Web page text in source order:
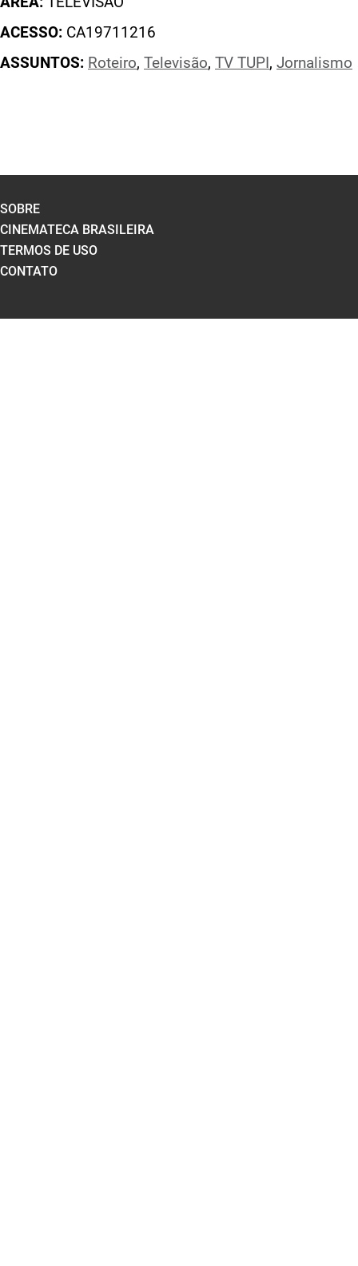
ACESSO: CA19711216
ASSUNTOS: Roteiro, Televisão, TV TUPI , Jornalismo
SOBRE
CINEMATECA BRASILEIRA
TERMOS DE USO
CONTATO